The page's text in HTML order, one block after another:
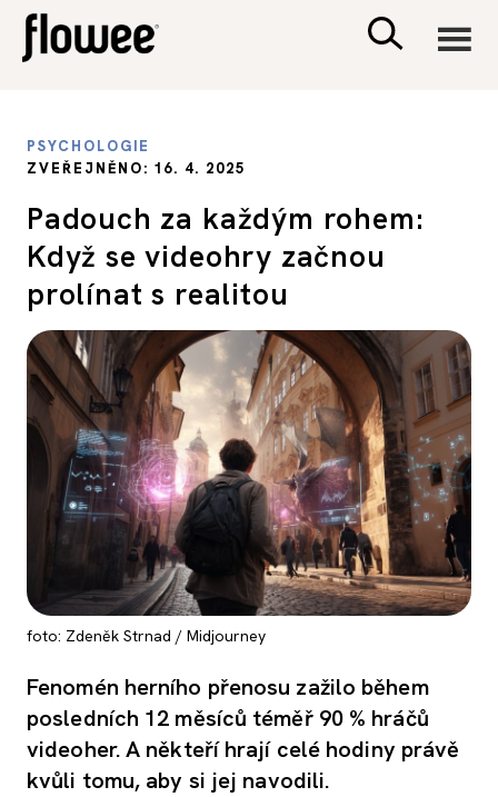
PSYCHOLOGIE
SEX A VZTAHY
PORADNA
PSYCHOLOGIE
ZVEŘEJNĚNO: 16. 4. 2025
Padouch za každým rohem:
Když se videohry začnou
prolínat s realitou
foto: Zdeněk Strnad / Midjourney
Fenomén herního přenosu zažilo během
posledních 12 měsíců téměř 90 % hráčů
videoher. A někteří hrají celé hodiny právě
kvůli tomu, aby si jej navodili.